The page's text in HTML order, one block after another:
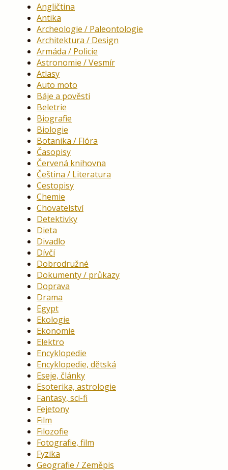
Angličtina
Antika
Archeologie / Paleontologie
Architektura / Design
Armáda / Policie
Astronomie / Vesmír
Atlasy
Auto moto
Báje a pověsti
Beletrie
Biografie
Biologie
Botanika / Flóra
Časopisy
Červená knihovna
Čeština / Literatura
Cestopisy
Chemie
Chovatelství
Detektivky
Dieta
Divadlo
Dívčí
Dobrodružné
Dokumenty / průkazy
Doprava
Drama
Egypt
Ekologie
Ekonomie
Elektro
Encyklopedie
Encyklopedie, dětská
Eseje, články
Esoterika, astrologie
Fantasy, sci-fi
Fejetony
Film
Filozofie
Fotografie, film
Fyzika
Geografie / Zeměpis